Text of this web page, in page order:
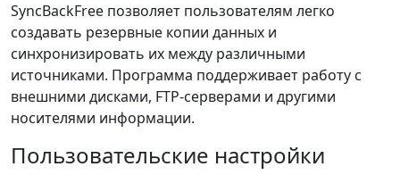
SyncBackFree позволяет пользователям легко
создавать резервные копии данных и
синхронизировать их между различными
источниками. Программа поддерживает работу с
внешними дисками, FTP-серверами и другими
носителями информации.
Пользовательские настройки